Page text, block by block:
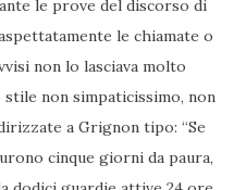
le prove del discorso di
le chiamate o
non lo lasciava molto
non simpaticissimo, non
a Grignon tipo: “Se
cinque giorni da paura,